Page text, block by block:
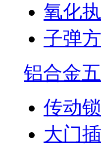
氧化
子弹
铝合金
传动
大门